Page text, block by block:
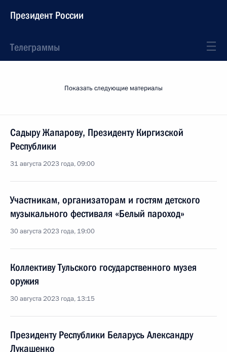
Президент России
Телеграммы
Показать следующие материалы
Садыру Жапарову, Президенту Киргизской
Республики
31 августа 2023 года, 09:00
Участникам, организаторам и гостям детского
музыкального фестиваля «Белый пароход»
30 августа 2023 года, 19:00
Коллективу Тульского государственного музея
оружия
30 августа 2023 года, 13:15
Президенту Республики Беларусь Александру
Лукашенко